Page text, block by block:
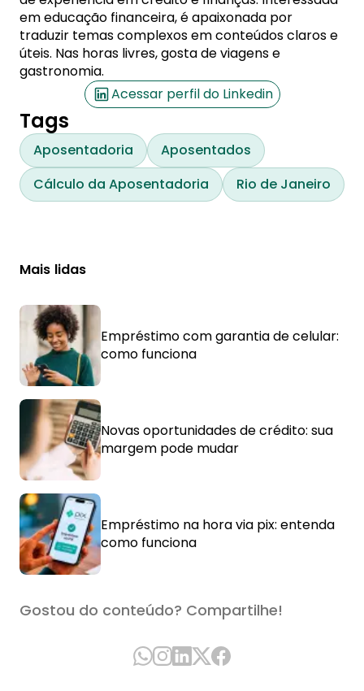
em educação financeira, é apaixonada por
traduzir temas complexos em conteúdos claros e
úteis. Nas horas livres, gosta de viagens e
gastronomia.
Acessar perfil do Linkedin
Tags
Aposentadoria
Aposentados
Cálculo da Aposentadoria
Rio de Janeiro
Mais lidas
Empréstimo com garantia de celular:
como funciona
Novas oportunidades de crédito: sua
margem pode mudar
Empréstimo na hora via pix: entenda
como funciona
Gostou do conteúdo? Compartilhe!